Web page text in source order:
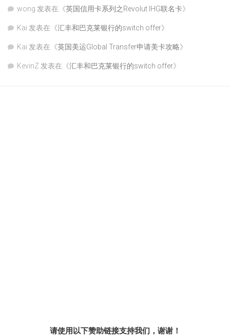
wong 发表在《英国信用卡系列之Revolut IHG联名卡》
Kai 发表在《汇丰和巴克莱银行的switch offer》
Kai 发表在《英国美运Global Transfer申请美卡攻略》
KevinZ 发表在《汇丰和巴克莱银行的switch offer》
请使用以下赞助链接支持我们，谢谢！